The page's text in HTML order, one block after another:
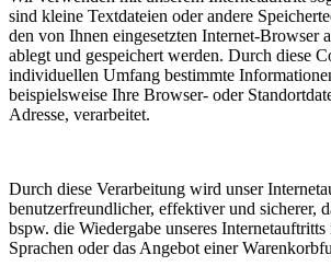
sind kleine Textdateien oder andere
den von Ihnen eingesetzten Internet-Browser
ablegt und gespeichert werden. Durch diese
individuellen Umfang bestimmte
beispielsweise Ihre Browser- oder
Adresse, verarbeitet.
Durch diese Verarbeitung wird unser
benutzerfreundlicher, effektiver und sicherer,
bspw. die Wiedergabe unseres
Sprachen oder das Angebot einer